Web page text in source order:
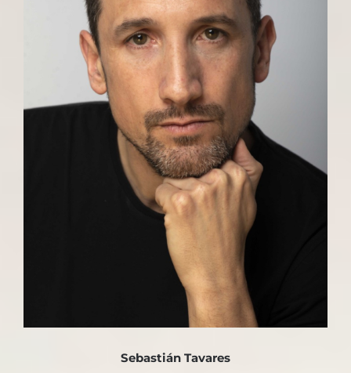
Sebastián Tavares